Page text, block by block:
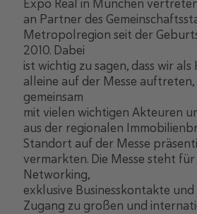
Expo Real in München
an Partner des
Metropolregion seit der
2010. Dabei
ist wichtig zu sagen, dass wir als
alleine auf der Messe
gemeinsam
mit vielen wichtigen Akteuren
aus der regionalen
Standort auf der Messe
vermarkten. Die Messe steht für
Networking,
exklusive Businesskontakte
Zugang zu großen und